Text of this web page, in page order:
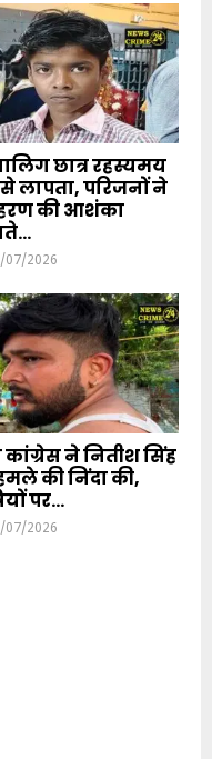
छात्र रहस्यमय
लापता, परिजनों ने
की आशंका
07/2026
कांग्रेस ने नितीश सिंह
की निंदा की,
पर...
07/2026